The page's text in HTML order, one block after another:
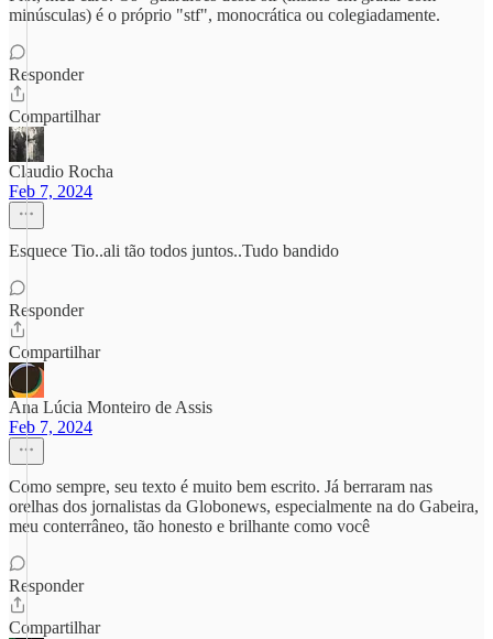
minúsculas) é o próprio "stf", monocrática ou colegiadamente.
Responder
Compartilhar
Claudio Rocha
Feb 7, 2024
Esquece Tio..ali tão todos juntos..Tudo bandido
Responder
Compartilhar
Ana Lúcia Monteiro de Assis
Feb 7, 2024
Como sempre, seu texto é muito bem escrito. Já berraram nas
orelhas dos jornalistas da Globonews, especialmente na do Gabeira,
meu conterrâneo, tão honesto e brilhante como você
Responder
Compartilhar